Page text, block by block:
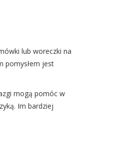
lub woreczki na
pomysłem jest
mogą pomóc w
Im bardziej